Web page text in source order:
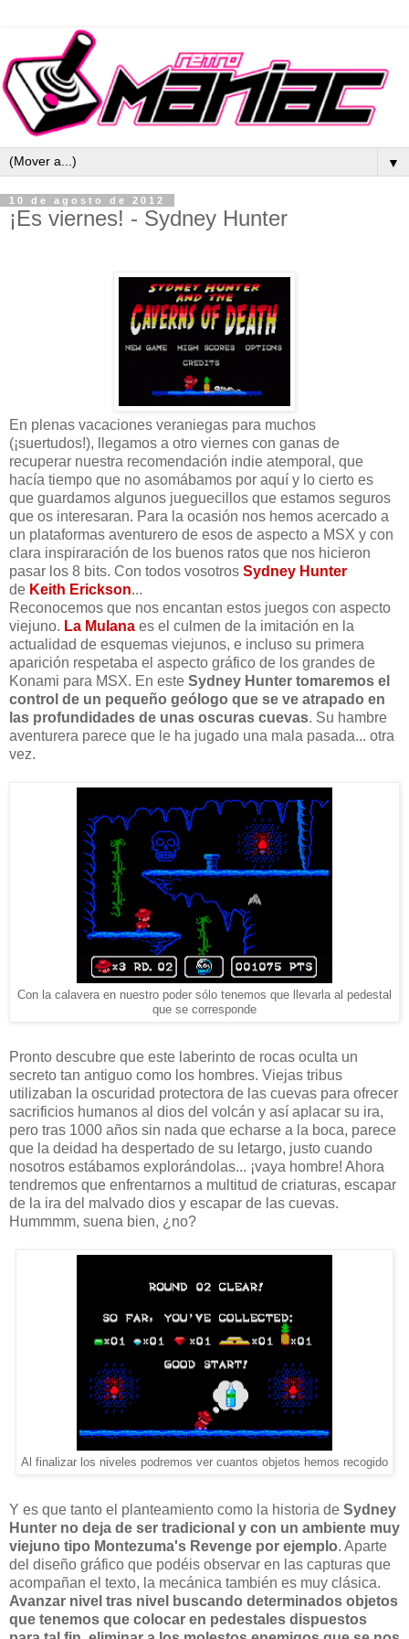
▼
10 de agosto de 2012
¡Es viernes! - Sydney Hunter
En plenas vacaciones veraniegas para muchos
(¡suertudos!), llegamos a otro viernes con ganas de
recuperar nuestra recomendación indie atemporal, que
hacía tiempo que no asomábamos por aquí y lo cierto es
que guardamos algunos jueguecillos que estamos seguros
que os interesaran. Para la ocasión nos hemos acercado a
un plataformas aventurero de esos de aspecto a MSX y con
clara inspiraración de los buenos ratos que nos hicieron
pasar los 8 bits. Con todos vosotros Sydney Hunter
de Keith Erickson...
Reconocemos que nos encantan estos juegos con aspecto
viejuno. La Mulana es el culmen de la imitación en la
actualidad de esquemas viejunos, e incluso su primera
aparición respetaba el aspecto gráfico de los grandes de
Konami para MSX. En este Sydney Hunter tomaremos el
control de un pequeño geólogo que se ve atrapado en
las profundidades de unas oscuras cuevas. Su hambre
aventurera parece que le ha jugado una mala pasada... otra
vez.
Con la calavera en nuestro poder sólo tenemos que llevarla al pedestal
que se corresponde
Pronto descubre que este laberinto de rocas oculta un
secreto tan antiguo como los hombres. Viejas tribus
utilizaban la oscuridad protectora de las cuevas para ofrecer
sacrificios humanos al dios del volcán y así aplacar su ira,
pero tras 1000 años sin nada que echarse a la boca, parece
que la deidad ha despertado de su letargo, justo cuando
nosotros estábamos explorándolas... ¡vaya hombre! Ahora
tendremos que enfrentarnos a multitud de criaturas, escapar
de la ira del malvado dios y escapar de las cuevas.
Hummmm, suena bien, ¿no?
Al finalizar los niveles podremos ver cuantos objetos hemos recogido
Y es que tanto el planteamiento como la historia de Sydney
Hunter no deja de ser tradicional y con un ambiente muy
viejuno tipo Montezuma's Revenge por ejemplo. Aparte
del diseño gráfico que podéis observar en las capturas que
acompañan el texto, la mecánica también es muy clásica.
Avanzar nivel tras nivel buscando determinados objetos
que tenemos que colocar en pedestales dispuestos